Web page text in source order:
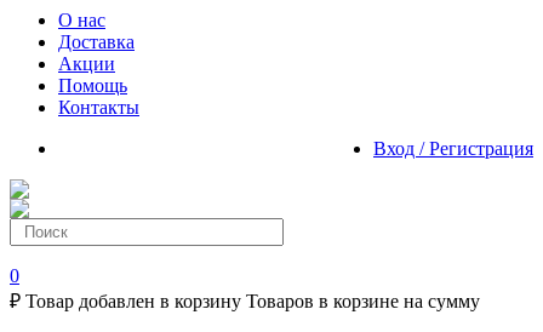
О нас
Доставка
Акции
Помощь
Контакты
Вход / Регистрация
0
₽ Товар добавлен в корзину Товаров в корзине на сумму